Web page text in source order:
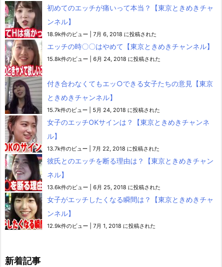
初めてのエッチが痛いって本当？【東京ときめきチャ
ンネル】
18.9k件のビュー 7月 6, 2018 に投稿された
エッチの時〇〇はやめて【東京ときめきチャンネル】
15.8k件のビュー 6月 24, 2018 に投稿された
付き合わなくてもエッ○できる女子たちの意見【東京
ときめきチャンネル】
15.7k件のビュー 5月 24, 2018 に投稿された
女子のエッチOKサインは？【東京ときめきチャンネ
ル】
13.7k件のビュー 7月 22, 2018 に投稿された
彼氏とのエッチを断る理由は？【東京ときめきチャン
ネル】
13.6k件のビュー 6月 25, 2018 に投稿された
女子がエッチしたくなる瞬間は？【東京ときめきチャ
ンネル】
12.9k件のビュー 7月 1, 2018 に投稿された
新着記事